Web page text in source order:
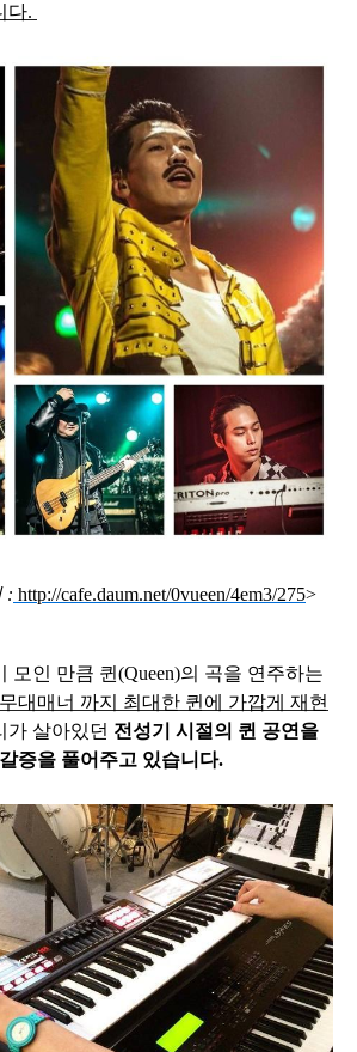
다.
: http://cafe.daum.net/0vueen/4em3/275>
인 만큼 퀸(Queen)의 곡을 연주하는
대매너 까지 최대한 퀸에 가깝게 재현
가 살아있던 전성기 시절의 퀸 공연을
증을 풀어주고 있습니다.